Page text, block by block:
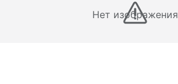
Нет изображения